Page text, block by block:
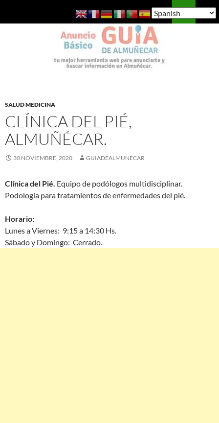
Guía de Almuñécar
SALUD MEDICINA
CLÍNICA DEL PIÉ,
ALMUÑÉCAR.
30 NOVIEMBRE, 2020 GUIADEALMUNECAR
Clínica del Pié. Equipo de podólogos multidisciplinar.
Podología para tratamientos de enfermedades del pié.
Horario:
Lunes a Viernes: 9:15 a 14:30 Hs.
Sábado y Domingo: Cerrado.